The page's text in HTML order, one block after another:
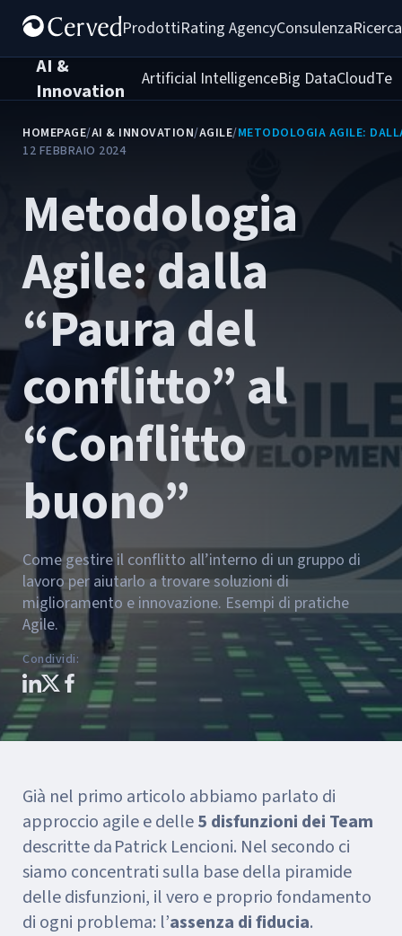
ProdottiRating AgencyConsulenza
AI &
Innovation
Artificial IntelligenceBig DataCloud
HOMEPAGE/AI & INNOVATION/AGILE/METODOLOGIA AGILE:
12 FEBBRAIO 2024
Metodologia
Agile: dalla
“Paura del
conflitto” al
“Conflitto
buono”
Come gestire il conflitto all’interno di un gruppo di
lavoro per aiutarlo a trovare soluzioni di
miglioramento e innovazione. Esempi di pratiche
Agile.
Condividi:
Già nel primo articolo abbiamo parlato di
approccio agile e delle5 disfunzioni dei Team
descritte da Patrick Lencioni. Nel secondo ci
siamo concentrati sulla base della piramide
delle disfunzioni, il vero e proprio fondamento
di ogni problema: l’assenza di fiducia.